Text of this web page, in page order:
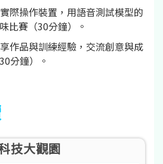
際操作裝置，用語音測試模型的
比賽（30分鐘）。
作品與訓練經驗，交流創意與成
分鐘）。
技大觀園